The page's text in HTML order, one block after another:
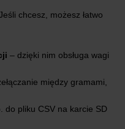
chcesz, możesz łatwo
– dzięki nim obsługa wagi
między gramami,
do pliku CSV na karcie SD